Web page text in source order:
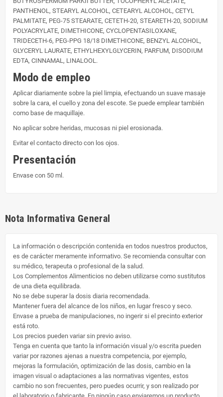
PANTHENOL, STEARYL ALCOHOL, CETEARYL ALCOHOL, CETYL
PALMITATE, PEG-75 STEARATE, CETETH-20, STEARETH-20, SODIUM
POLYACRYLATE, DIMETHICONE, CYCLOPENTASILOXANE,
TRIDECETH-6, PEG-PPG 18/18 DIMETHICONE, BENZYL ALCOHOL,
GLYCERYL LAURATE, ETHYLHEXYLGLYCERIN, PARFUM, DISODIUM
EDTA, CINNAMAL, LINALOOL.
Modo de empleo
Aplicar diariamente sobre la piel limpia, efectuando un suave masaje
sobre la cara, el cuello y zona del escote. Se puede emplear también
como base de maquillaje.
No aplicar sobre heridas, mucosas ni piel erosionada.
Evitar el contacto directo con los ojos.
Presentación
Envase con 50 ml.
Nota Informativa General
La información o descripción contenida en todos nuestros productos,
es de carácter meramente informativo. Se recomienda consultar con
su médico, terapeuta o profesional de la salud.
Los Complementos Alimenticios no deben utilizarse como sustitutos
de una dieta equilibrada.
No se debe superar la dosis diaria recomendada.
Mantener fuera del alcance de los niños, en lugar fresco y seco.
Envase a prueba de manipulaciones, no ingerir si el precinto exterior
está roto.
Los precios pueden variar sin previo aviso.
Tenga en cuenta que tanto la información visual y/o escrita pueden
variar por razones ajenas a nuestra competencia, por ejemplo,
mejoras la formulación, optimización de las dosis, cambio en la
imagen visual o adaptaciones a las normativas vigentes, estos
cambio no son frecuentes, pero puedes ocurrir, y son realizado por